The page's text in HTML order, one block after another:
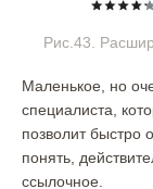
Рис.43.
Маленькое, но
специалиста,
позволит быстро
понять,
ссылочное.